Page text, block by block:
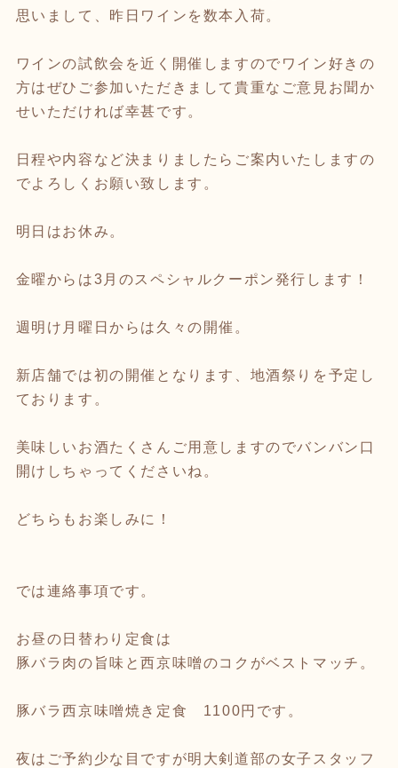
思いまして、昨日ワインを数本入荷。
ワインの試飲会を近く開催しますのでワイン好きの
方はぜひご参加いただきまして貴重なご意見お聞か
せいただければ幸甚です。
日程や内容など決まりましたらご案内いたしますの
でよろしくお願い致します。
明日はお休み。
金曜からは3月のスペシャルクーポン発行します！
週明け月曜日からは久々の開催。
新店舗では初の開催となります、地酒祭りを予定し
ております。
美味しいお酒たくさんご用意しますのでバンバン口
開けしちゃってくださいね。
どちらもお楽しみに！
では連絡事項です。
お昼の日替わり定食は
豚バラ肉の旨味と西京味噌のコクがベストマッチ。
豚バラ西京味噌焼き定食 1100円です。
夜はご予約少な目ですが明大剣道部の女子スタッフ